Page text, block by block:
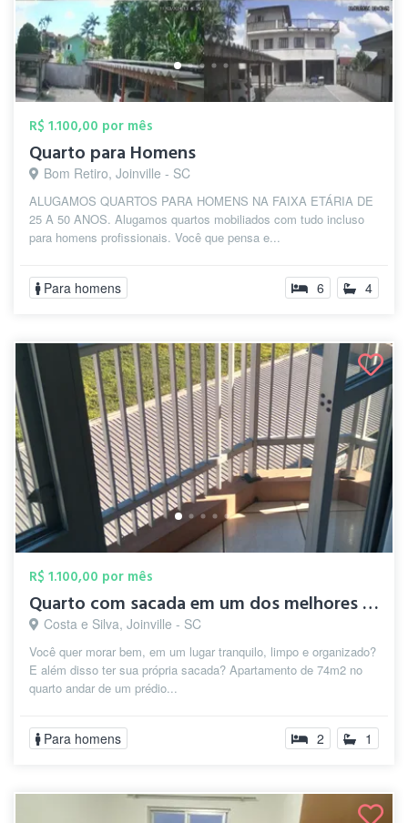
R$ 1.100,00 por mês
Quarto para Homens
Bom Retiro, Joinville - SC
ALUGAMOS QUARTOS PARA HOMENS NA FAIXA ETÁRIA DE
25 A 50 ANOS. Alugamos quartos mobiliados com tudo incluso
para homens profissionais. Você que pensa e...
Para homens 6 4
R$ 1.100,00 por mês
Quarto com sacada em um dos melhores bai...
Costa e Silva, Joinville - SC
Você quer morar bem, em um lugar tranquilo, limpo e organizado?
E além disso ter sua própria sacada? Apartamento de 74m2 no
quarto andar de um prédio...
Para homens 2 1